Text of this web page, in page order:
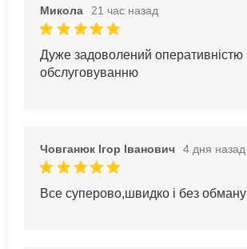
Микола 21 час назад
Дуже задоволений оперативністю
обслуговуванню
Човганюк Ігор Іванович 4 дня назад
Все суперово,швидко і без обману